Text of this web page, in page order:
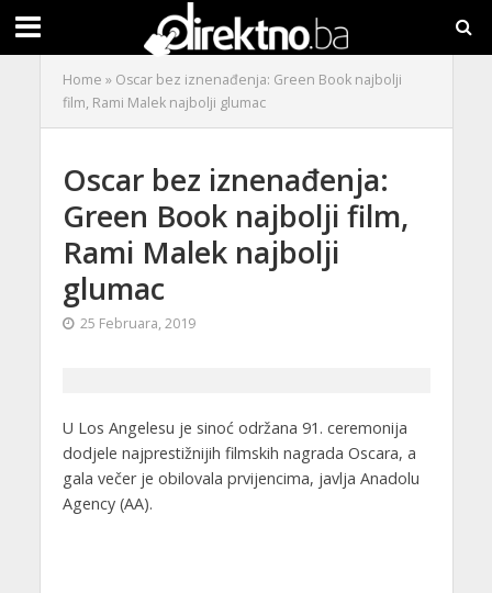
Home » Oscar bez iznenađenja: Green Book najbolji
film, Rami Malek najbolji glumac
Oscar bez iznenađenja:
Green Book najbolji film,
Rami Malek najbolji
glumac
25 Februara, 2019
U Los Angelesu je sinoć održana 91. ceremonija
dodjele najprestižnijih filmskih nagrada Oscara, a
gala večer je obilovala prvijencima, javlja Anadolu
Agency (AA).